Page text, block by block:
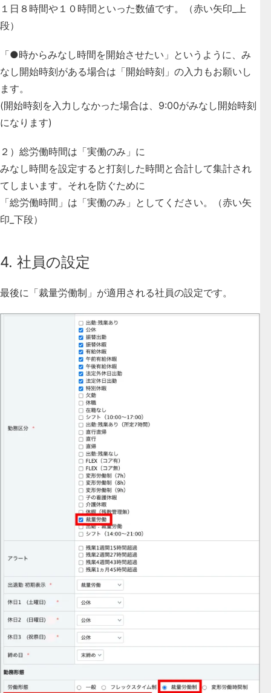
１日８時間や１０時間といった数値です。（赤い矢印_上
段）
「●時からみなし時間を開始させたい」というように、み
なし開始時刻がある場合は「開始時刻」の入力もお願いし
ます。
(開始時刻を入力しなかった場合は、9:00がみなし開始時刻
になります)
２）総労働時間は「実働のみ」に
みなし時間を設定すると打刻した時間と合計して集計され
てしまいます。それを防ぐために
「総労働時間」は「実働のみ」としてください。（赤い矢
印_下段）
4. 社員の設定
最後に「裁量労働制」が適用される社員の設定です。